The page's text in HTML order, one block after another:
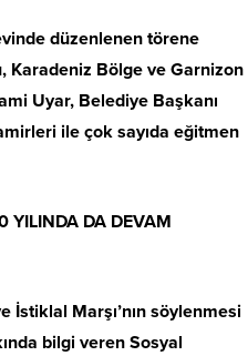
düzenlenen törene
Karadeniz Bölge ve Garnizon
Uyar, Belediye Başkanı
ile çok sayıda eğitmen
YILINDA DA DEVAM
İstiklal Marşı’nın söylenmesi
bilgi veren Sosyal